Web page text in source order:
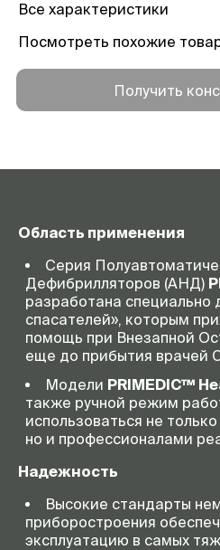
Активная площадь
Длина кабеля
1.5
Сопротивление пациента
23
Все характеристики
Посмотреть похожие
Получить
Область применения
Серия
Дефибрилляторов (АНД)
разработана специально
спасателей», которым
помощь при Внезапной
еще до прибытия врачей
Модели PRIMEDIC™
также ручной режим
использоваться не
но и профессионалами
Надежность
Высокие стандарты
приборостроения
эксплуатацию в самых